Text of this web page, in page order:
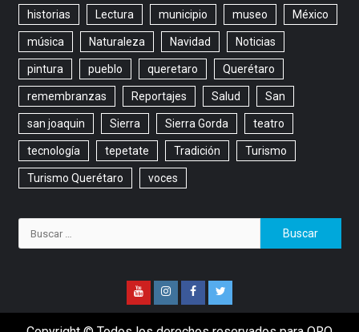
historias Lectura municipio museo México
música Naturaleza Navidad Noticias
pintura pueblo queretaro Querétaro
remembranzas Reportajes Salud San
san joaquin Sierra Sierra Gorda teatro
tecnología tepetate Tradición Turismo
Turismo Querétaro voces